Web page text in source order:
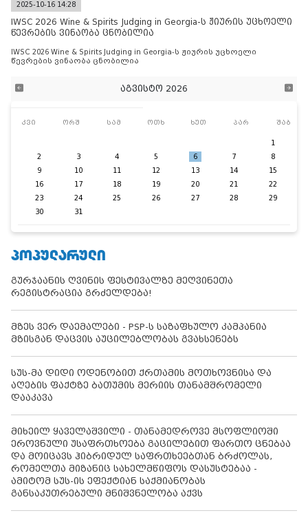
2025-10-16 14:28
IWSC 2026 Wine & Spirits Judging in Georgia-ს ჟიურის უცხოელი
წევრების ვინაობა ცნობილია
IWSC 2026 Wine & Spirits Judging in Georgia-ს ჟიურის უცხოელი
წევრების ვინაობა ცნობილია
აგვისტო 2026
კვი ორშ სამ ოთხ ხუთ პარ შაბ
1
2
3 4 5 6 7
8
9
10 11 12 13 14
15
16
17 18 19 20 21
22
23
24 25 26 27 28
29
30
31
ᲞᲝᲞᲣᲚᲐᲠᲣᲚᲘ
გურჯაანის ღვინის ფესტივალზე მეღვინეთა
რეგისტრაცია გრძელდება!
მზეს ვერ დაემალები - PSP-ს საზაფხულო კამპანია
მზისგან დაცვის აუცილებლობას გვახსენებს
სუს-მა დიდი ოდენობით ქრთამის მოთხოვნისა და
აღების ფაქტზე ბათუმის მერიის თანამშრომელი
დააკავა
მიხეილ ყაველაშვილი - თანამედროვე მსოფლიოში
ეროვნული უსაფრთხოება გაცილებით ფართო ცნებაა
და მოიცავს ჰიბრიდულ საფრთხეებთან ბრძოლას,
რომელთა მიზანიც სახელმწიფოს დასუსტებაა -
ამიტომ სუს-ის ეფექტიან საქმიანობას
განსაკუთრებული მნიშვნელობა აქვს